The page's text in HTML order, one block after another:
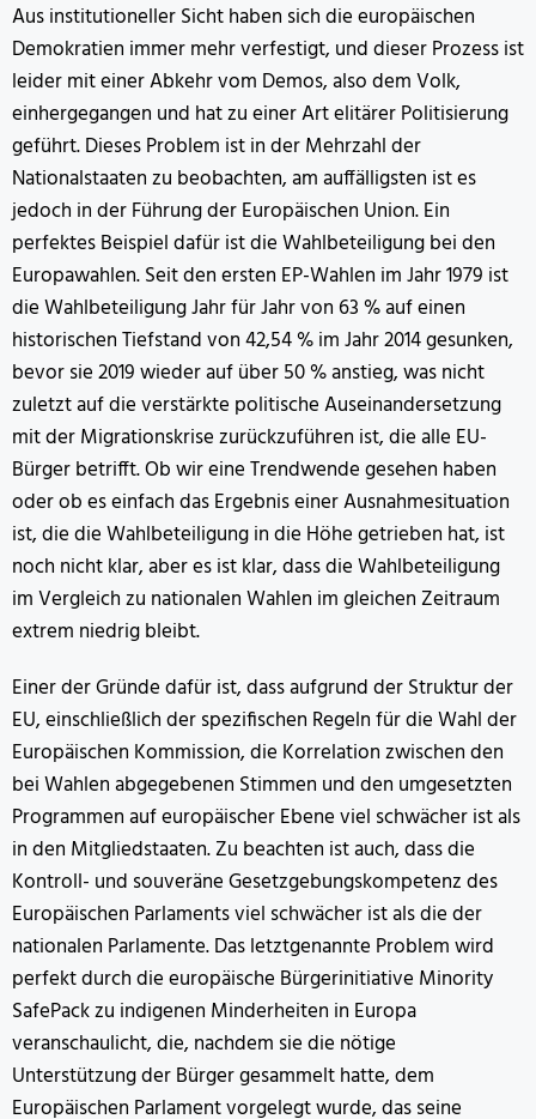
Aus institutioneller Sicht haben sich die europäischen
Demokratien immer mehr verfestigt, und dieser Prozess ist
leider mit einer Abkehr vom Demos, also dem Volk,
einhergegangen und hat zu einer Art elitärer Politisierung
geführt. Dieses Problem ist in der Mehrzahl der
Nationalstaaten zu beobachten, am auffälligsten ist es
jedoch in der Führung der Europäischen Union. Ein
perfektes Beispiel dafür ist die Wahlbeteiligung bei den
Europawahlen. Seit den ersten EP-Wahlen im Jahr 1979 ist
die Wahlbeteiligung Jahr für Jahr von 63 % auf einen
historischen Tiefstand von 42,54 % im Jahr 2014 gesunken,
bevor sie 2019 wieder auf über 50 % anstieg, was nicht
zuletzt auf die verstärkte politische Auseinandersetzung
mit der Migrationskrise zurückzuführen ist, die alle EU-
Bürger betrifft. Ob wir eine Trendwende gesehen haben
oder ob es einfach das Ergebnis einer Ausnahmesituation
ist, die die Wahlbeteiligung in die Höhe getrieben hat, ist
noch nicht klar, aber es ist klar, dass die Wahlbeteiligung
im Vergleich zu nationalen Wahlen im gleichen Zeitraum
extrem niedrig bleibt.
Einer der Gründe dafür ist, dass aufgrund der Struktur der
EU, einschließlich der spezifischen Regeln für die Wahl der
Europäischen Kommission, die Korrelation zwischen den
bei Wahlen abgegebenen Stimmen und den umgesetzten
Programmen auf europäischer Ebene viel schwächer ist als
in den Mitgliedstaaten. Zu beachten ist auch, dass die
Kontroll- und souveräne Gesetzgebungskompetenz des
Europäischen Parlaments viel schwächer ist als die der
nationalen Parlamente. Das letztgenannte Problem wird
perfekt durch die europäische Bürgerinitiative Minority
SafePack zu indigenen Minderheiten in Europa
veranschaulicht, die, nachdem sie die nötige
Unterstützung der Bürger gesammelt hatte, dem
Europäischen Parlament vorgelegt wurde, das seine